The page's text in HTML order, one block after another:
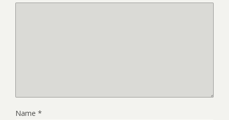
Name *